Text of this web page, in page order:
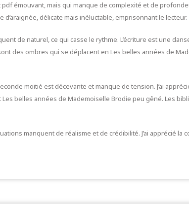
émouvant, mais qui manque de complexité et de
délicate mais inéluctable, emprisonnant le lecteur.
de naturel, ce qui casse le rythme. L’écriture est une
des ombres qui se déplacent en Les belles années de
moitié est décevante et manque de tension. J’ai
Les belles années de Mademoiselle Brodie peu gêné. Les
manquent de réalisme et de crédibilité. J’ai apprécié